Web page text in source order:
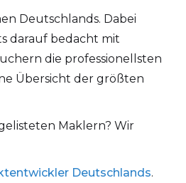
Deutschlands. Dabei
darauf bedacht mit
die professionellsten
Übersicht der größten
Maklern? Wir
Deutschlands.